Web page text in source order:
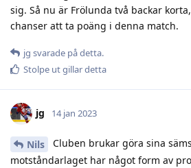
sig. Så nu är Frölunda två backar
chanser att ta poäng i denna match.
jg svarade på detta.
Stolpe utgillar detta
jg 14 jan 2023
Nils
Cluben brukar göra sina
motståndarlaget har något form av